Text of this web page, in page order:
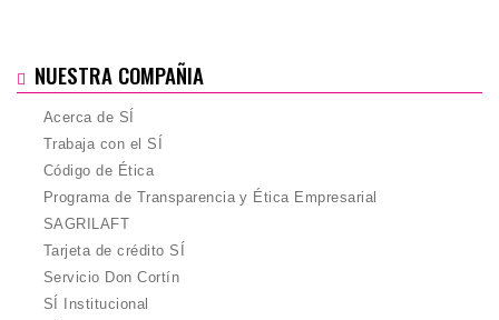
NUESTRA COMPAÑIA
Acerca de SÍ
Trabaja con el SÍ
Código de Ética
Programa de Transparencia y Ética Empresarial
SAGRILAFT
Tarjeta de crédito SÍ
Servicio Don Cortín
SÍ Institucional